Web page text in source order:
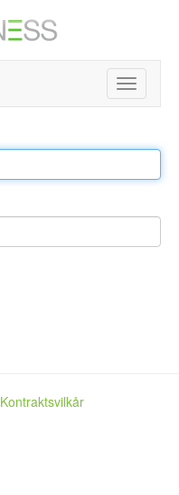
Toggle
Kontraktsvilkår